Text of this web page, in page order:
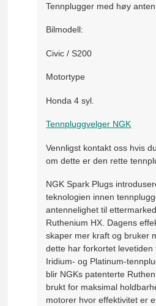
Tennplugger med høy
Bilmodell:
Civic / S200
Motortype
Honda 4 syl.
Tennpluggvelger NGK
Vennligst kontakt oss hvis
om dette er den rette
NGK Spark Plugs
teknologien innen
antennelighet til
Ruthenium HX. Dagens
skaper mer kraft og bruker
dette har forkortet levetiden
Iridium- og Platinum-
blir NGKs patenterte
brukt for maksimal
motorer hvor effektivitet er